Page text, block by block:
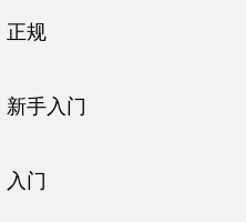
正规
新手入门
入门